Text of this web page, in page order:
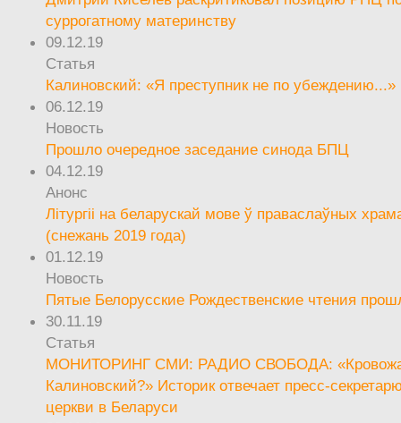
суррогатному материнству
09.12.19
Статья
Калиновский: «Я преступник не по убеждению...»
06.12.19
Новость
Прошло очередное заседание синода БПЦ
04.12.19
Анонс
Літургіі на беларускай мове ў праваслаўных
(снежань 2019 года)
01.12.19
Новость
Пятые Белорусские Рождественские чтения
30.11.19
Статья
МОНИТОРИНГ СМИ: РАДИО СВОБОДА:
Калиновский?» Историк отвечает пресс-
церкви в Беларуси